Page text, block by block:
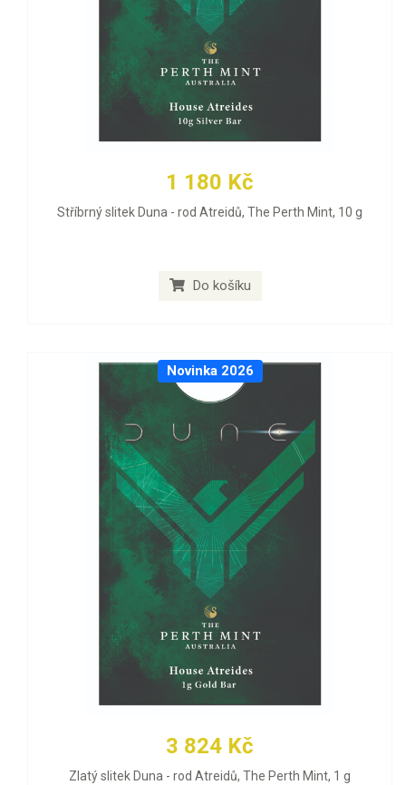
1 180 Kč
Stříbrný slitek Duna - rod Atreidů, The Perth Mint, 10 g
Do košíku
Novinka 2026
3 824 Kč
Zlatý slitek Duna - rod Atreidů, The Perth Mint, 1 g